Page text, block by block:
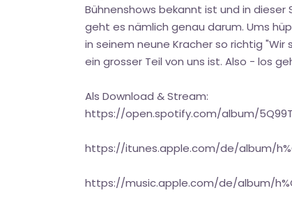
Bühnenshows bekannt ist und in
geht es nämlich genau darum. Ums
in seinem neune Kracher so richtig "Wir
ein grosser Teil von uns ist. Also - los
Als Download & Stream:
https://open.spotify.com/album/
https://itunes.apple.com/de/album/
https://music.apple.com/de/album/